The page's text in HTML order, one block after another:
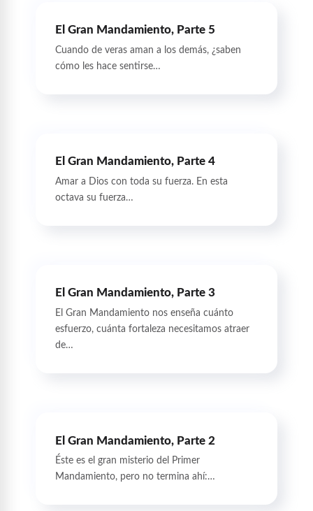
El Gran Mandamiento, Parte 5
Cuando de veras aman a los demás, ¿saben
cómo les hace sentirse…
El Gran Mandamiento, Parte 4
Amar a Dios con toda su fuerza. En esta
octava su fuerza…
El Gran Mandamiento, Parte 3
El Gran Mandamiento nos enseña cuánto
esfuerzo, cuánta fortaleza necesitamos atraer
de…
El Gran Mandamiento, Parte 2
Éste es el gran misterio del Primer
Mandamiento, pero no termina ahí:…